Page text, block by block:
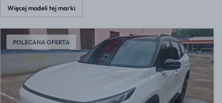
Więcej modeli tej marki
POLECANA OFERTA